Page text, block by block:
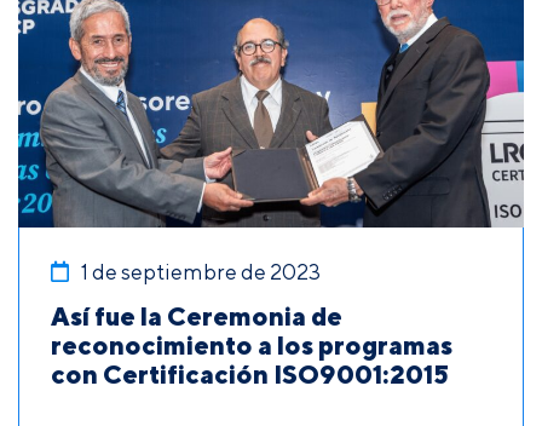
1 de septiembre de 2023
Así fue la Ceremonia de
reconocimiento a los programas
con Certificación ISO9001:2015